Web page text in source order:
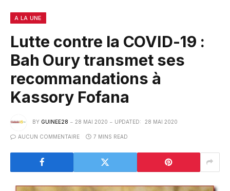
A LA UNE
Lutte contre la COVID-19 :
Bah Oury transmet ses
recommandations à
Kassory Fofana
BY GUINEE28 28 MAI 2020 UPDATED: 28 MAI 2020
AUCUN COMMENTAIRE 7 MINS READ